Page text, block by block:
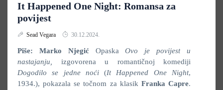
It Happened One Night: Romansa za
povijest
Sead Vegara 30.12.2024.
Piše: Marko Njegić OpaskaOvo je povijest u
nastajanju, izgovorena u romantičnoj komediji
Dogodilo se jedne noći(It Happened One Night,
1934.), pokazala se točnom za klasik Franka Capre.